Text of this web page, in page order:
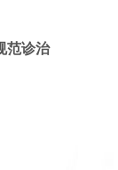
范诊治